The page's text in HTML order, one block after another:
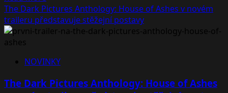
more
about
Oznámena
The
Pictures
The Dark Pictures Anthology: House of Ashes v novém
traileru představuje stěžejní postavy
NOVINKY
The Dark Pictures Anthology: House of Ashes